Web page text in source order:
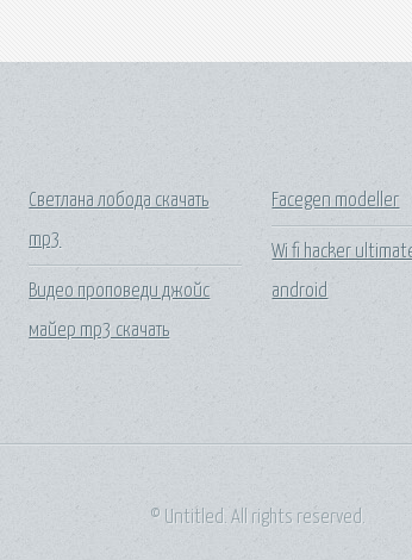
Светлана лобода скачать
mp3
Видео проповеди джойс
майер mp3 скачать
Facegen modeller
Wi fi hacker
android
© Untitled. All rights reserved.